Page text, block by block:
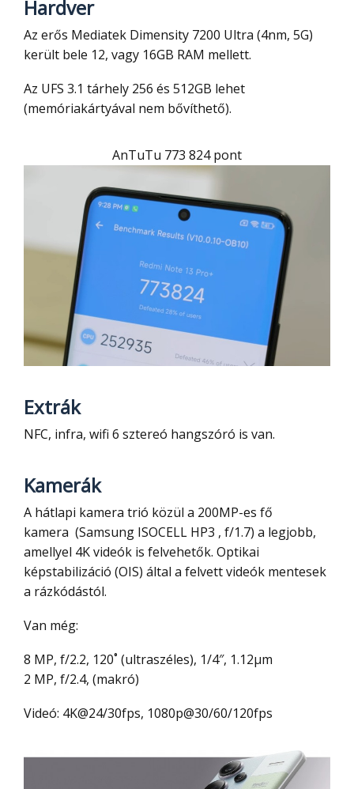
Hardver
Az erős Mediatek Dimensity 7200 Ultra (4nm, 5G)
került bele 12, vagy 16GB RAM mellett.
Az UFS 3.1 tárhely 256 és 512GB lehet
(memóriakártyával nem bővíthető).
AnTuTu 773 824 pont
Extrák
NFC, infra, wifi 6 sztereó hangszóró is van.
Kamerák
A hátlapi kamera trió közül a 200MP-es fő
kamera (Samsung ISOCELL HP3 , f/1.7) a legjobb,
amellyel 4K videók is felvehetők. Optikai
képstabilizáció (OIS) által a felvett videók mentesek
a rázkódástól.
Van még:
8 MP, f/2.2, 120˚ (ultraszéles), 1/4″, 1.12µm
2 MP, f/2.4, (makró)
Videó: 4K@24/30fps, 1080p@30/60/120fps